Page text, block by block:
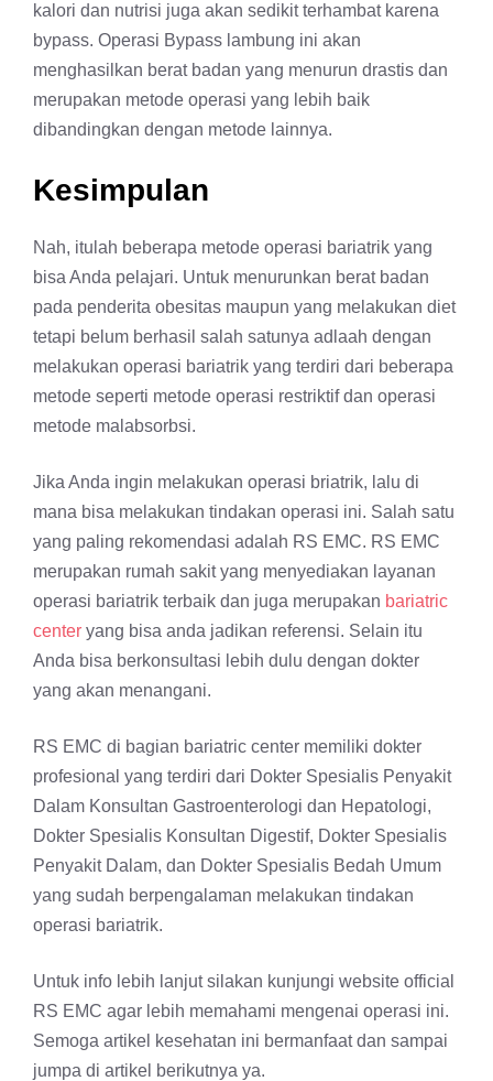
kalori dan nutrisi juga akan sedikit terhambat karena
bypass. Operasi Bypass lambung ini akan
menghasilkan berat badan yang menurun drastis dan
merupakan metode operasi yang lebih baik
dibandingkan dengan metode lainnya.
Kesimpulan
Nah, itulah beberapa metode operasi bariatrik yang
bisa Anda pelajari. Untuk menurunkan berat badan
pada penderita obesitas maupun yang melakukan diet
tetapi belum berhasil salah satunya adlaah dengan
melakukan operasi bariatrik yang terdiri dari beberapa
metode seperti metode operasi restriktif dan operasi
metode malabsorbsi.
Jika Anda ingin melakukan operasi briatrik, lalu di
mana bisa melakukan tindakan operasi ini. Salah satu
yang paling rekomendasi adalah RS EMC. RS EMC
merupakan rumah sakit yang menyediakan layanan
operasi bariatrik terbaik dan juga merupakan bariatric
center yang bisa anda jadikan referensi. Selain itu
Anda bisa berkonsultasi lebih dulu dengan dokter
yang akan menangani.
RS EMC di bagian bariatric center memiliki dokter
profesional yang terdiri dari Dokter Spesialis Penyakit
Dalam Konsultan Gastroenterologi dan Hepatologi,
Dokter Spesialis Konsultan Digestif, Dokter Spesialis
Penyakit Dalam, dan Dokter Spesialis Bedah Umum
yang sudah berpengalaman melakukan tindakan
operasi bariatrik.
Untuk info lebih lanjut silakan kunjungi website official
RS EMC agar lebih memahami mengenai operasi ini.
Semoga artikel kesehatan ini bermanfaat dan sampai
jumpa di artikel berikutnya ya.